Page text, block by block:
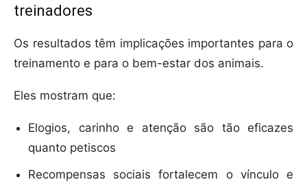
treinadores
Os resultados têm implicações importantes para o
treinamento e para o bem-estar dos animais.
Eles mostram que:
Elogios, carinho e atenção são tão eficazes
quanto petiscos
Recompensas sociais fortalecem o vínculo e